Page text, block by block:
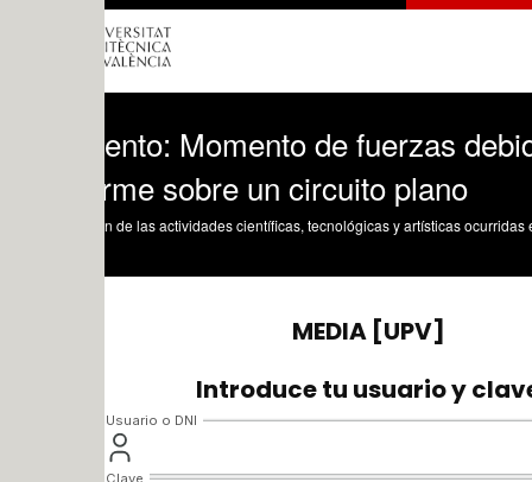
Momento de fuerzas debido a la
sobre un circuito plano
de las actividades científicas, tecnológicas y artísticas ocurridas en los tres